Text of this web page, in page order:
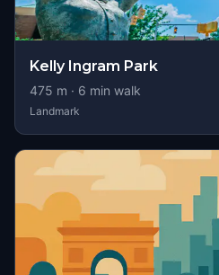
Kelly Ingram Park
475 m · 6 min walk
Landmark